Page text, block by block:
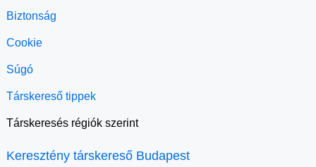
Biztonság
Cookie
Súgó
Társkereső tippek
Társkeresés régiók szerint
Keresztény társkereső Budapest